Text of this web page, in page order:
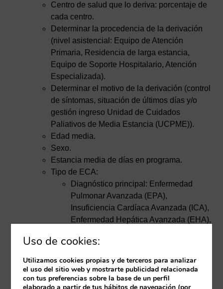
Centro de salud que lo deriva: porcentaje de
cada centro.
Determinar la procedencia de la derivación
(nivel asistencial: Equipo de Atención
Primaria, Residencia de larga estancia,
Equipo de Soporte Hospitalario, Atención
Especializada).
Determinar el motivo de la derivación (control
de síntomas, situación de últimos días y/o
gestión ingreso Unidad de Cuidados
Paliativos de Media Estancia (UCPME)).
Edad media.
Sexo.
Estancia media de días en programa.
Tipo de ECA:
Diagnóstico principal: Enfermedad
Pulmonar Avanzada (EPA),
Insuficiencia Cardíaca Avanzada (ICA),
Enfermedad Hepática Avanzada (EHA),
(ERCA), Demencias muy
Cerebrovascular Crónica Avanzada y
por último, pluripatología.
Uso de cookies:
Utilizamos cookies propias y de terceros para analizar
el uso del sitio web y mostrarte publicidad relacionada
con tus preferencias sobre la base de un perfil
elaborado a partir de tus hábitos de navegación (por